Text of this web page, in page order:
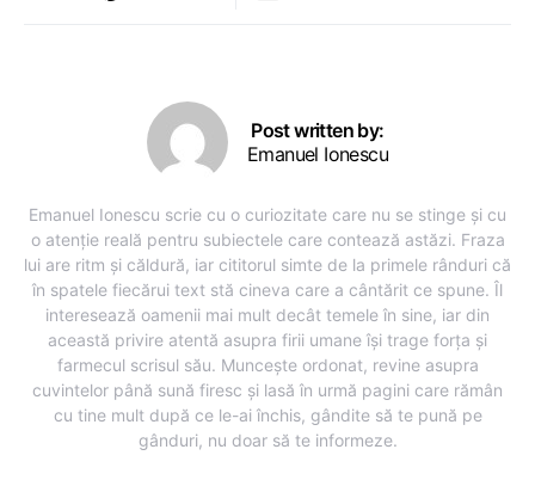
Post written by:
Emanuel Ionescu
Emanuel Ionescu scrie cu o curiozitate care nu se stinge și cu
o atenție reală pentru subiectele care contează astăzi. Fraza
lui are ritm și căldură, iar cititorul simte de la primele rânduri că
în spatele fiecărui text stă cineva care a cântărit ce spune. Îl
interesează oamenii mai mult decât temele în sine, iar din
această privire atentă asupra firii umane își trage forța și
farmecul scrisul său. Muncește ordonat, revine asupra
cuvintelor până sună firesc și lasă în urmă pagini care rămân
cu tine mult după ce le-ai închis, gândite să te pună pe
gânduri, nu doar să te informeze.